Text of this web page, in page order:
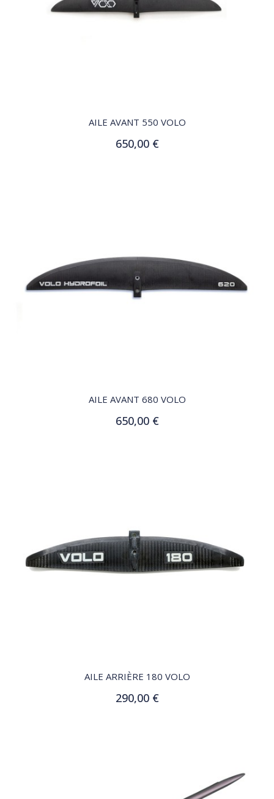
AILE AVANT 550 VOLO
650,00 €
Ajouter au panier
AILE AVANT 680 VOLO
650,00 €
Ajouter au panier
AILE ARRIÈRE 180 VOLO
290,00 €
Ajouter au panier